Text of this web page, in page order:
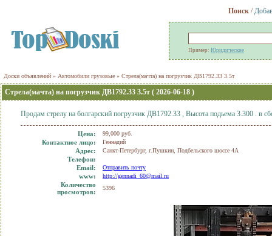
Поиск/
Пример: Юридические
Доски объявлений » Автомобили грузовые » Стрела(мачта) на погрузчик ДВ1792.33 3.5т
Стрела(мачта) на погрузчик ДВ1792.33 3.5т ( 2026-06-18 )
Продам стрелу на болгарский погрузчик ДВ1792.33 , Высота подьема 3.300 . в
Цена: 99,000 руб.
Контактное лицо: Геннадий
Адрес: Санкт-Петербург, г.Пушкин, Подбельского шоссе 4А
Телефон:
Еmail:
Отправить почту
www: http://gennadi_60@mail.ru
Количество
просмотров:
5396